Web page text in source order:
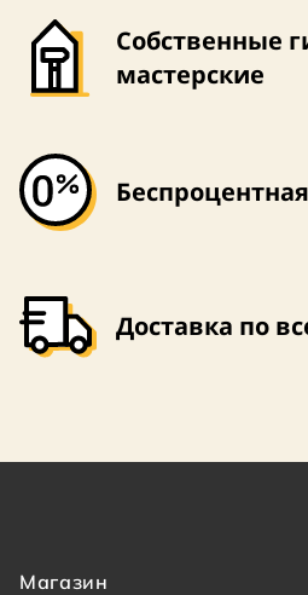
Собственные
мастерские
Доставка по
Магазин